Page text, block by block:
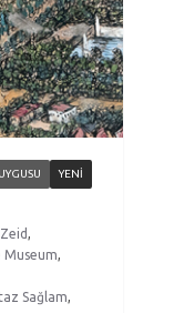
YENI
Museum
Sağlam